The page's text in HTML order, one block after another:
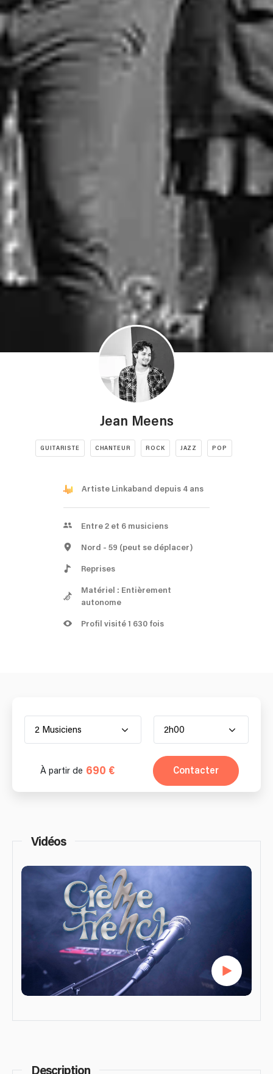
Jean Meens
GUITARISTE CHANTEUR ROCK JAZZ POP
Artiste Linkaband depuis 4 ans
Entre 2 et 6 musiciens
Nord - 59 (peut se déplacer)
Reprises
Matériel : Entièrement
autonome
Profil visité 1 630 fois
2 Musiciens 2h00
À partir de 690 € Contacter
Vidéos
Description